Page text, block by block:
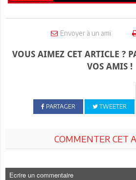
Envoyer à un ami
VOUS AIMEZ CET ARTICLE ?
VOS AMIS !
PARTAGER TWEETER
COMMENTER CET
Ecrire un commentaire